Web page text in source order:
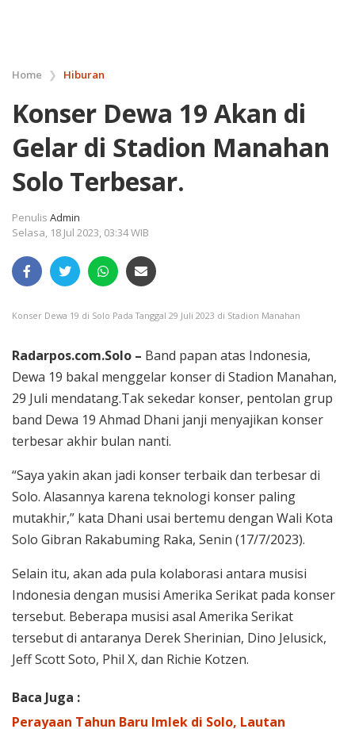
Home ❯ Hiburan
Konser Dewa 19 Akan di
Gelar di Stadion Manahan
Solo Terbesar.
Penulis Admin
Selasa, 18 Jul 2023, 03:34 WIB
Konser Dewa 19 di Solo Pada Tanggal 29 Juli 2023 di Stadion Manahan
Radarpos.com.Solo – Band papan atas Indonesia,
Dewa 19 bakal menggelar konser di Stadion Manahan,
29 Juli mendatang.Tak sekedar konser, pentolan grup
band Dewa 19 Ahmad Dhani janji menyajikan konser
terbesar akhir bulan nanti.
“Saya yakin akan jadi konser terbaik dan terbesar di
Solo. Alasannya karena teknologi konser paling
mutakhir,” kata Dhani usai bertemu dengan Wali Kota
Solo Gibran Rakabuming Raka, Senin (17/7/2023).
Selain itu, akan ada pula kolaborasi antara musisi
Indonesia dengan musisi Amerika Serikat pada konser
tersebut. Beberapa musisi asal Amerika Serikat
tersebut di antaranya Derek Sherinian, Dino Jelusick,
Jeff Scott Soto, Phil X, dan Richie Kotzen.
Baca Juga :
Perayaan Tahun Baru Imlek di Solo, Lautan